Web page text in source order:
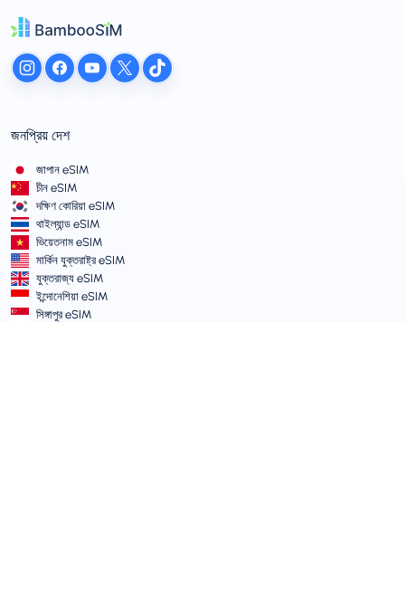
জনপ্রিয় দেশ
জাপান eSIM
চীন eSIM
দক্ষিণ কোরিয়া eSIM
থাইল্যান্ড eSIM
ভিয়েতনাম eSIM
মার্কিন যুক্তরাষ্ট্র eSIM
যুক্তরাজ্য eSIM
ইন্দোনেশিয়া eSIM
সিঙ্গাপুর eSIM